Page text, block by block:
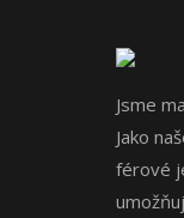
Jsme
Jako
férové